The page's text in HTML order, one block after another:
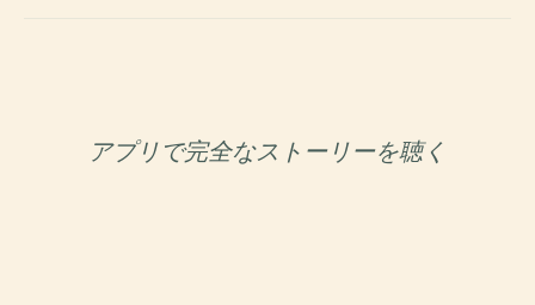
アプリで完全なストーリーを聴く